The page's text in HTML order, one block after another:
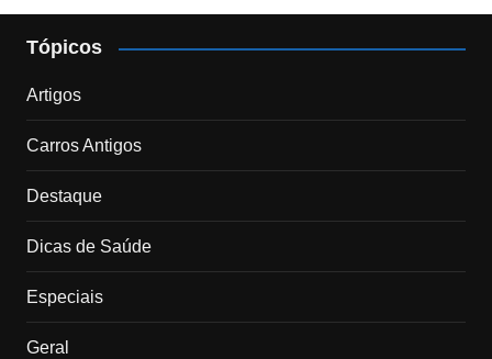
Tópicos
Artigos
Carros Antigos
Destaque
Dicas de Saúde
Especiais
Geral